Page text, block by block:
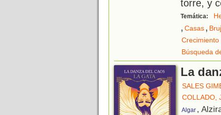
torre, y
Temática:
, Casas,
Crecimiento
Búsqueda
La
SALES
COLLADO,
Algar ,